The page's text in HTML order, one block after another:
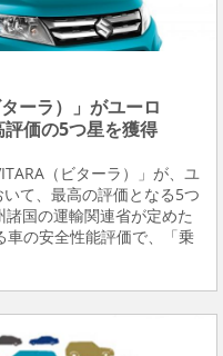
ーラ）」がユーロ
価の5つ星を獲得
（ビターラ）」が、ユ
て、最高の評価となる5つ
国の運輸関連省が定めた
車の安全性能評価で、「乗